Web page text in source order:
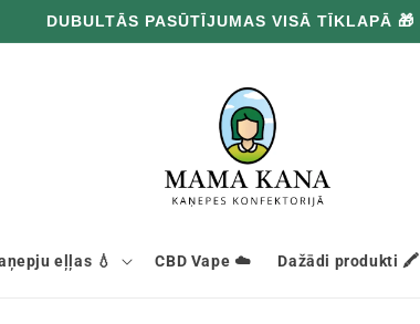
DUBULTĀS PASŪTĪJUMAS VISĀ TĪKLAPĀ 🎁
eļļas 💧 CBD Vape ☁️ Dažādi produkti 🖍️